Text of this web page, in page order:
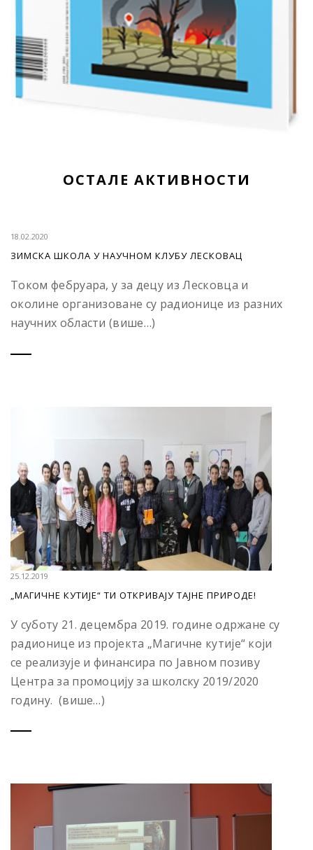
ОСТАЛЕ АКТИВНОСТИ
18.02.2020
ЗИМСКА ШКОЛА У НАУЧНОМ КЛУБУ ЛЕСКОВАЦ
Током фебруара, у за децу из Лесковца и
околине организоване су радионице из разних
научних области (више…)
25.12.2019
„МАГИЧНЕ КУТИЈЕ“ ТИ ОТКРИВАЈУ ТАЈНЕ ПРИРОДЕ!
У суботу 21. децембра 2019. године одржане су
радионице из пројекта „Магичне кутије“ који
се реализује и финансира по Јавном позиву
Центра за промоцију за школску 2019/2020
годину. (више…)